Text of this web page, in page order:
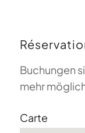
Buchungen
mehr
Carte